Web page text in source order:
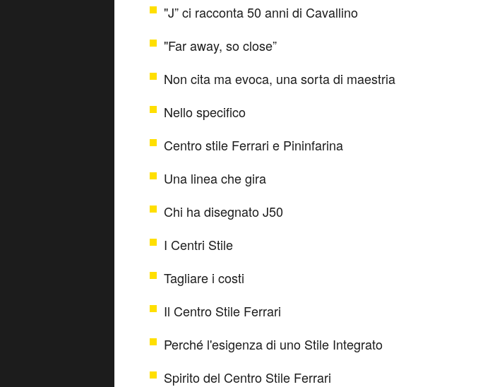
"J” ci racconta 50 anni di Cavallino
"Far away, so close”
Non cita ma evoca, una sorta di maestria
Nello specifico
Centro stile Ferrari e Pininfarina
Una linea che gira
Chi ha disegnato J50
I Centri Stile
Tagliare i costi
Il Centro Stile Ferrari
Perché l'esigenza di uno Stile Integrato
Spirito del Centro Stile Ferrari